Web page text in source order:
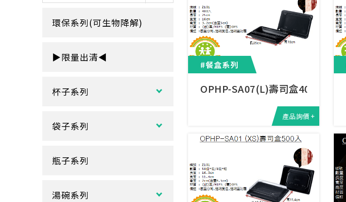
#餐盒系列
OPHP-SA07(L)壽司盒400入
產品詢價 +
環保系列(可生物降解)
▶限量出清◀
杯子系列
雙層紙杯
冷熱共用杯系列
袋子系列
紙袋
瓶子系列
湯碗系列